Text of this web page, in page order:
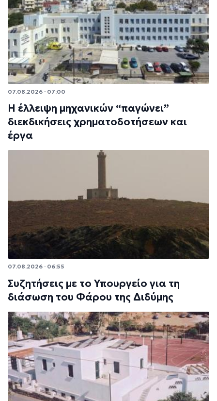
07.08.2026 · 07:00
Η έλλειψη μηχανικών “παγώνει”
διεκδικήσεις χρηματοδοτήσεων και
έργα
07.08.2026 · 06:55
Συζητήσεις με το Υπουργείο για τη
διάσωση του Φάρου της Διδύμης